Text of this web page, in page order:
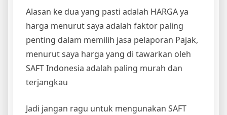
Alasan ke dua yang pasti adalah HARGA ya
harga menurut saya adalah faktor paling
penting dalam memilih jasa pelaporan Pajak,
menurut saya harga yang di tawarkan oleh
SAFT Indonesia adalah paling murah dan
terjangkau
Jadi jangan ragu untuk mengunakan SAFT